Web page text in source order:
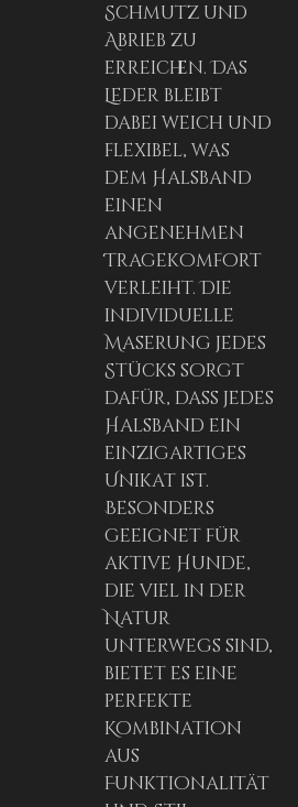
Schmutz und
Abrieb zu
erreichen. Das
Leder bleibt
dabei weich und
flexibel, was
dem Halsband
einen
angenehmen
Tragekomfort
verleiht. Die
individuelle
Maserung jedes
Stücks sorgt
dafür, dass jedes
Halsband ein
einzigartiges
Unikat ist.
Besonders
geeignet für
aktive Hunde,
die viel in der
Natur
unterwegs sind,
bietet es eine
perfekte
Kombination
aus
Funktionalität